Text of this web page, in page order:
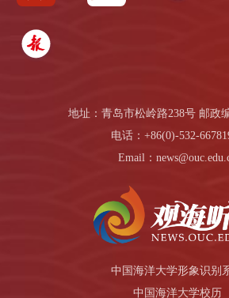
地址：青岛市松岭路238号 邮政
电话：+86(0)-532-
Email：
中国海洋大学形象识别
中国海洋大学校历